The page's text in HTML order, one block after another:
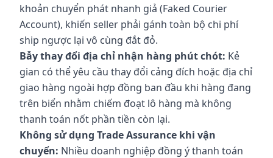
khoản chuyển phát nhanh giả (Faked Courier
Account), khiến seller phải gánh toàn bộ chi phí
ship ngược lại vô cùng đắt đỏ.
Bẫy thay đổi địa chỉ nhận hàng phút chót: Kẻ
gian có thể yêu cầu thay đổi cảng đích hoặc địa chỉ
giao hàng ngoài hợp đồng ban đầu khi hàng đang
trên biển nhằm chiếm đoạt lô hàng mà không
thanh toán nốt phần tiền còn lại.
Không sử dụng Trade Assurance khi vận
chuyển: Nhiều doanh nghiệp đồng ý thanh toán